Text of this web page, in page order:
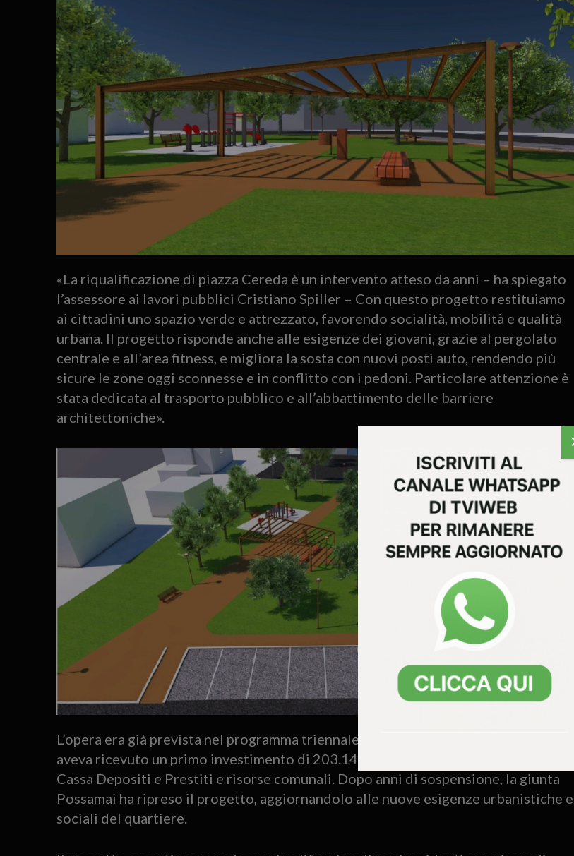
«La riqualificazione di piazza Cereda è un intervento atteso da anni – ha spiegato
l’assessore ai lavori pubblici Cristiano Spiller – Con questo progetto restituiamo
ai cittadini uno spazio verde e attrezzato, favorendo socialità, mobilità e qualità
urbana. Il progetto risponde anche alle esigenze dei giovani, grazie al pergolato
centrale e all’area fitness, e migliora la sosta con nuovi posti auto, rendendo più
sicure le zone oggi sconnesse e in conflitto con i pedoni. Particolare attenzione è
stata dedicata al trasporto pubblico e all’abbattimento delle barriere
architettoniche».
L’opera era già prevista nel programma triennale dei lavori pubblici 2017-2019 e
aveva ricevuto un primo investimento di 203.140 euro, finanziato tramite mutuo
Cassa Depositi e Prestiti e risorse comunali. Dopo anni di sospensione, la giunta
Possamai ha ripreso il progetto, aggiornandolo alle nuove esigenze urbanistiche e
sociali del quartiere.